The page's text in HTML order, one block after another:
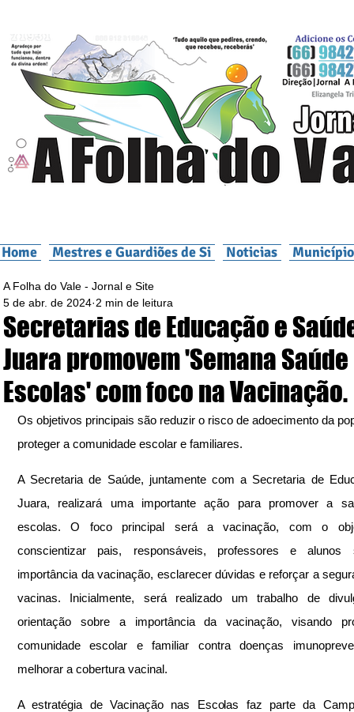
Home Mestres e Guardiões de Si Noticias
Secretarias de Educação e
Juara promovem 'Semana
Escolas' com foco na Vacinação.
A Folha do Vale - Jornal e Site
5 de abr. de 2024 2 min de leitura
Os objetivos principais são reduzir o risco de adoecimento da
proteger a comunidade escolar e familiares.
A Secretaria de Saúde, juntamente com a Secretaria de
Juara, realizará uma importante ação para promover a
escolas. O foco principal será a vacinação, com o
conscientizar pais, responsáveis, professores e alunos
importância da vacinação, esclarecer dúvidas e reforçar a
vacinas. Inicialmente, será realizado um trabalho de
orientação sobre a importância da vacinação, visando
comunidade escolar e familiar contra doenças
melhorar a cobertura vacinal.
A estratégia de Vacinação nas Escolas faz parte da